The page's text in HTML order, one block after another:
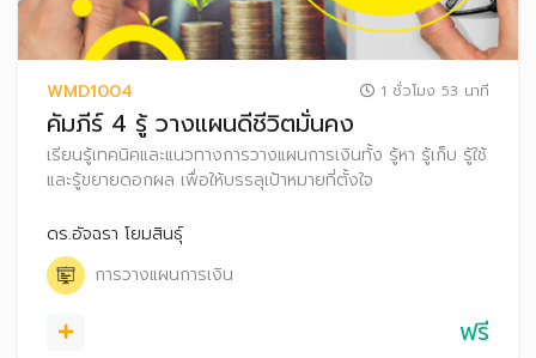
WMD1004 1 ชั่วโมง 53 นาที
คัมภีร์ 4 รู้ วางแผนดีชีวิตมั่นคง
เรียนรู้เทคนิคและแนวทางการวางแผนการเงินทั้ง รู้หา รู้เก็บ รู้ใช้
และรู้ขยายดอกผล เพื่อให้บรรลุเป้าหมายที่ตั้งใจ
ดร.อัจฉรา โยมสินธุ์
การวางแผนการเงิน
ฟรี